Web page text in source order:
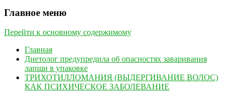
Главное меню
Перейти к основному содержимому
Главная
Диетолог предупредила об опасностях заваривания
лапши в упаковке
ТРИХОТИЛЛОМАНИЯ (ВЫДЕРГИВАНИЕ ВОЛОС)
КАК ПСИХИЧЕСКОЕ ЗАБОЛЕВАНИЕ